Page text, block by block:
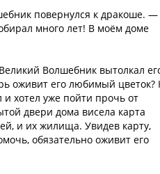
повернулся к дракоше.
много лет! В моём доме
Волшебник вытолкал
оживит его любимый цветок?
и хотел уже пойти прочь от
двери дома висела карта
и их жилища. Увидев карту,
обязательно оживит его